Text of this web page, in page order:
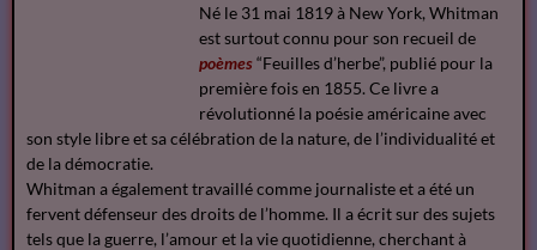
Né le 31 mai 1819 à New York, Whitman
est surtout connu pour son recueil de
poèmes “Feuilles d’herbe”, publié pour la
première fois en 1855. Ce livre a
révolutionné la poésie américaine avec
son style libre et sa célébration de la nature, de l’individualité et
de la démocratie.
Whitman a également travaillé comme journaliste et a été un
fervent défenseur des droits de l’homme. Il a écrit sur des sujets
tels que la guerre, l’amour et la vie quotidienne, cherchant à